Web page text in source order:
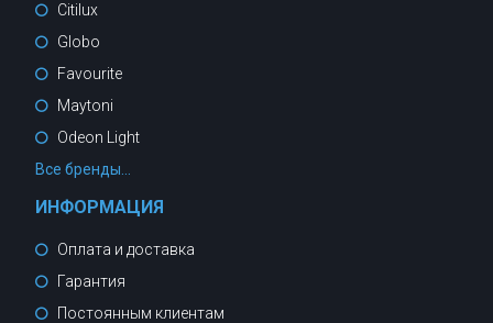
Citilux
Globo
Favourite
Maytoni
Odeon Light
Все бренды...
ИНФОРМАЦИЯ
Оплата и доставка
Гарантия
Постоянным клиентам